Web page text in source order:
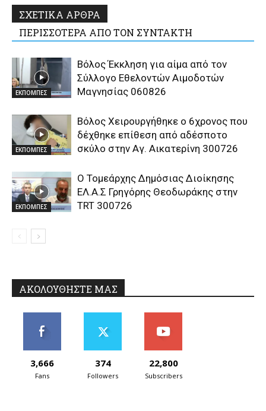
ΣΧΕΤΙΚΑ ΑΡΘΡΑ
ΠΕΡΙΣΣΟΤΕΡΑ ΑΠΟ ΤΟΝ ΣΥΝΤΑΚΤΗ
ΕΚΠΟΜΠΕΣ
Βόλος Έκκληση για αίμα από τον
Σύλλογο Εθελοντών Αιμοδοτών
Μαγνησίας 060826
ΕΚΠΟΜΠΕΣ
Βόλος Χειρουργήθηκε ο 6χρονος που
δέχθηκε επίθεση από αδέσποτο
σκύλο στην Αγ. Αικατερίνη 300726
ΕΚΠΟΜΠΕΣ
Ο Τομεάρχης Δημόσιας Διοίκησης
ΕΛ.Α.Σ Γρηγόρης Θεοδωράκης στην
TRT 300726
ΑΚΟΛΟΥΘΗΣΤΕ ΜΑΣ
3,666
Fans
374
Followers
22,800
Subscribers